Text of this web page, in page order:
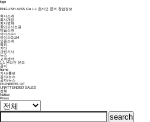
logo
ENGLISH AISS Go 1:1 온라인 문의 창업정보
회사소개
회사개요
회사연혁
찾아오시는길
제품소개
아이스Go
아이스Go24
인증소개
특허
기타
관련기사
뉴스
고객센터
1:1 온라인 문의
공지
home
기사/홍보
공지/뉴스
공지/뉴스
PIONEERS OF
UNATTENDED SALES
전체
Notice
Press
search